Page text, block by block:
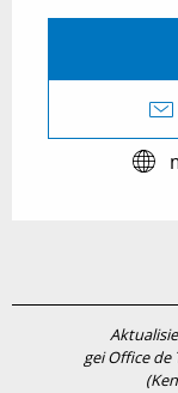
gei Office